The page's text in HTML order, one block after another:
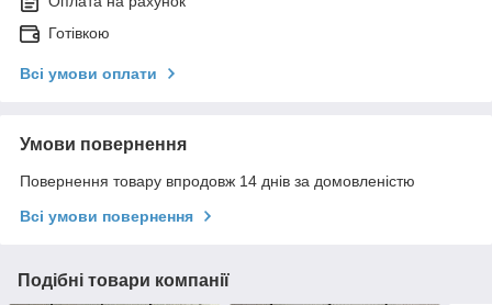
Готівкою
Всі умови оплати
Умови повернення
Повернення товару впродовж 14 днів за домовленістю
Всі умови повернення
Подібні товари компанії